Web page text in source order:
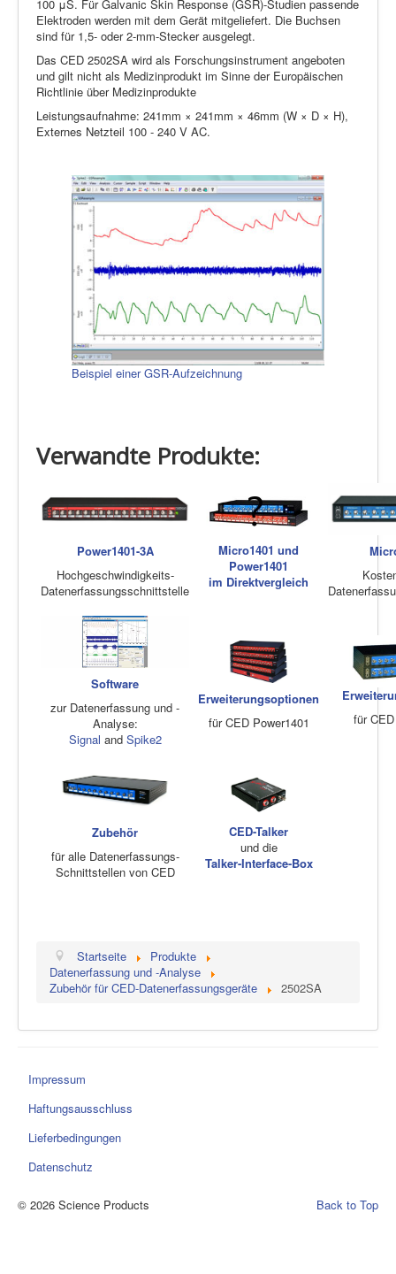
100 μS. Für Galvanic Skin Response (GSR)-Studien passende
Elektroden werden mit dem Gerät mitgeliefert. Die Buchsen
sind für 1,5- oder 2-mm-Stecker ausgelegt.
Das CED 2502SA wird als Forschungsinstrument angeboten
und gilt nicht als Medizinprodukt im Sinne der Europäischen
Richtlinie über Medizinprodukte
Leistungsaufnahme: 241mm × 241mm × 46mm (W × D × H),
Externes Netzteil 100 - 240 V AC.
Beispiel einer GSR-Aufzeichnung
Verwandte Produkte:
Power1401-3A
Hochgeschwindigkeits-
Datenerfassungsschnittstelle
Micro1401 und
Power1401
im Direktvergleich
Software
zur Datenerfassung und -
Analyse:
Signal and Spike2
Erweiterungsoptionen
für CED Power1401
für
Zubehör
für alle Datenerfassungs-
Schnittstellen von CED
CED-Talker
und die
Talker-Interface-Box
Startseite
Produkte
Datenerfassung und -Analyse
Zubehör für CED-Datenerfassungsgeräte
2502SA
Impressum
Haftungsausschluss
Lieferbedingungen
Datenschutz
Back to Top
© 2026 Science Products